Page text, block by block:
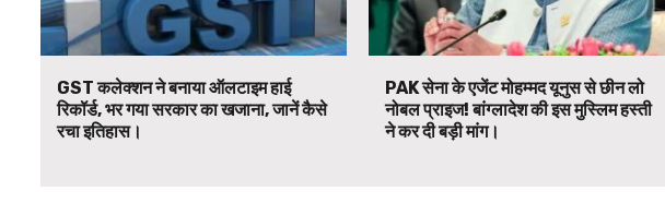
GST कलेक्शन ने बनाया ऑलटाइम हाई
रिकॉर्ड, भर गया सरकार का खजाना, जानें कैसे
रचा इतिहास।
PAK सेना के एजेंट मोहम्मद यूनुस से छीन लो
नोबल प्राइज! बांग्लादेश की इस मुस्लिम हस्ती
ने कर दी बड़ी मांग।